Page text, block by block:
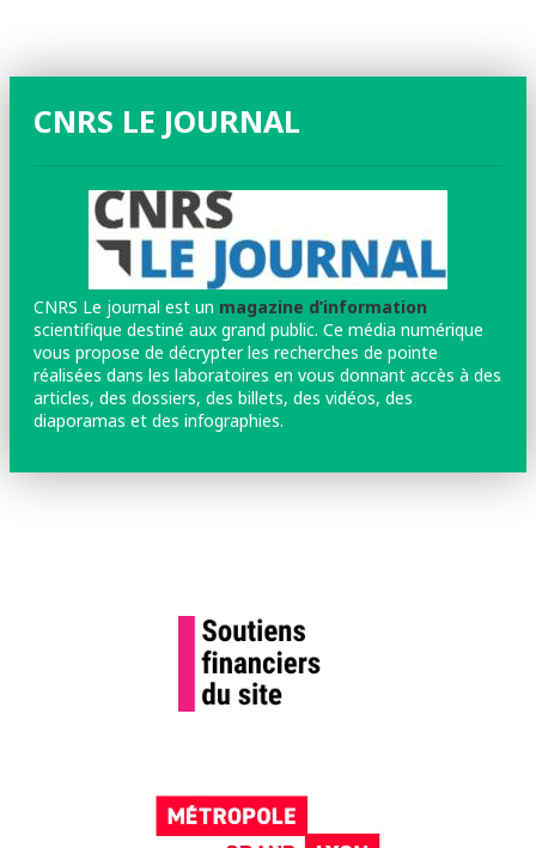
CNRS LE JOURNAL
CNRS Le journal est un magazine d’information
scientifique destiné aux grand public. Ce média numérique
vous propose de décrypter les recherches de pointe
réalisées dans les laboratoires en vous donnant accès à des
articles, des dossiers, des billets, des vidéos, des
diaporamas et des infographies.